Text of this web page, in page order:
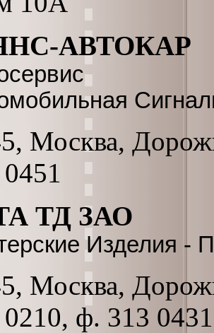
АВТОКАР
Москва,
ТД ЗАО
Изделия -
Москва,
0210, ф. 313